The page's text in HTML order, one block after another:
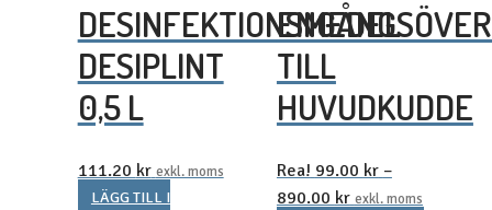
DESINFEKTIONSMEDEL
DESIPLINT
0,5 L
111.20 kr exkl. moms
LÄGG TILL I
TILL
HUVUDKUDDE
Rea! 99.00 kr –
890.00 krPrisintervall:
exkl. moms